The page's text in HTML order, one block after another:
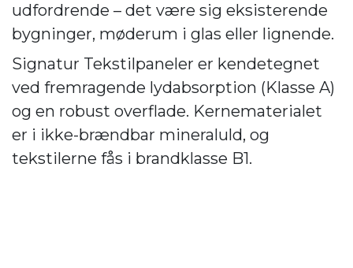
udfordrende – det være sig eksisterende
bygninger, møderum i glas eller lignende.
Signatur Tekstilpaneler er kendetegnet
ved fremragende lydabsorption (Klasse A)
og en robust overflade. Kernematerialet
er i ikke-brændbar mineraluld, og
tekstilerne fås i brandklasse B1.